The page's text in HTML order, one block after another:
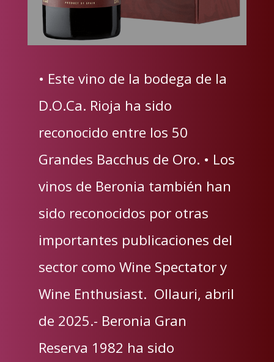
• Este vino de la bodega de la
D.O.Ca. Rioja ha sido
reconocido entre los 50
Grandes Bacchus de Oro. • Los
vinos de Beronia también han
sido reconocidos por otras
importantes publicaciones del
sector como Wine Spectator y
Wine Enthusiast. Ollauri, abril
de 2025.- Beronia Gran
Reserva 1982 ha sido